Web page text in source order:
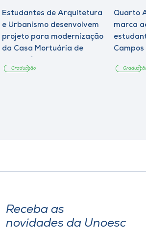
Estudantes de Arquitetura
e Urbanismo desenvolvem
projeto para modernização
da Casa Mortuária de
Graduação
Quarto
marca
Campos
Receba as
novidades da Unoesc